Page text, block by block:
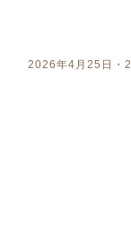
2026年4月25日・